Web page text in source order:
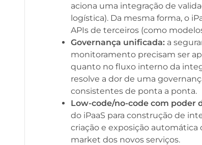
aciona uma integração de
logística). Da mesma forma, o
APIs de terceiros (como
Governança unificada: a
monitoramento precisam ser
quanto no fluxo interno da
resolve a dor de uma
consistentes de ponta a ponta.
Low-code/no-code com poder
do iPaaS para construção de
criação e exposição
market dos novos serviços.